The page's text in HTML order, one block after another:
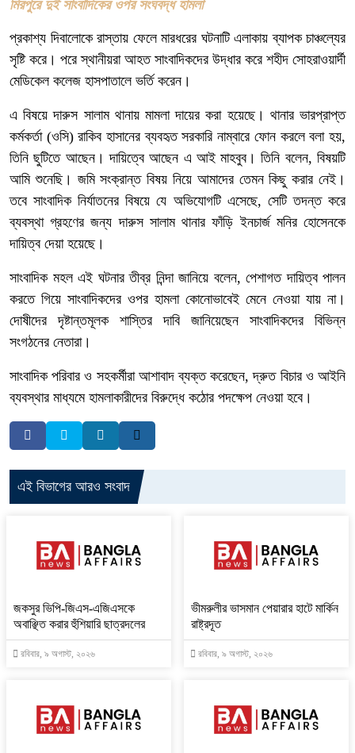
মিরপুরে দুই সাংবাদিকের ওপর সংঘবদ্ধ হামলা
প্রকাশ্য দিবালোকে রাস্তায় ফেলে মারধরের ঘটনাটি এলাকায় ব্যাপক চাঞ্চল্যের
সৃষ্টি করে। পরে স্থানীয়রা আহত সাংবাদিকদের উদ্ধার করে শহীদ সোহরাওয়ার্দী
মেডিকেল কলেজ হাসপাতালে ভর্তি করেন।
এ বিষয়ে দারুস সালাম থানায় মামলা দায়ের করা হয়েছে। থানার ভারপ্রাপ্ত
কর্মকর্তা (ওসি) রাকিব হাসানের ব্যবহৃত সরকারি নাম্বারে ফোন করলে বলা হয়,
তিনি ছুটিতে আছেন। দায়িত্বে আছেন এ আই মাহবুব। তিনি বলেন, বিষয়টি
আমি শুনেছি। জমি সংক্রান্ত বিষয় নিয়ে আমাদের তেমন কিছু করার নেই।
তবে সাংবাদিক নির্যাতনের বিষয়ে যে অভিযোগটি এসেছে, সেটি তদন্ত করে
ব্যবস্থা গ্রহণের জন্য দারুস সালাম থানার ফাঁড়ি ইনচার্জ মনির হোসেনকে
দায়িত্ব দেয়া হয়েছে।
সাংবাদিক মহল এই ঘটনার তীব্র নিন্দা জানিয়ে বলেন, পেশাগত দায়িত্ব পালন
করতে গিয়ে সাংবাদিকদের ওপর হামলা কোনোভাবেই মেনে নেওয়া যায় না।
দোষীদের দৃষ্টান্তমূলক শাস্তির দাবি জানিয়েছেন সাংবাদিকদের বিভিন্ন
সংগঠনের নেতারা।
সাংবাদিক পরিবার ও সহকর্মীরা আশাবাদ ব্যক্ত করেছেন, দ্রুত বিচার ও আইনি
ব্যবস্থার মাধ্যমে হামলাকারীদের বিরুদ্ধে কঠোর পদক্ষেপ নেওয়া হবে।
এই বিভাগের আরও সংবাদ
জকসুর ভিপি-জিএস-এজিএসকে
অবাঞ্ছিত করার হুঁশিয়ারি ছাত্রদলের
রবিবার, ৯ অগাস্ট, ২০২৬
ভীমরুলীর ভাসমান পেয়ারার হাটে মার্কিন
রাষ্ট্রদূত
রবিবার, ৯ অগাস্ট, ২০২৬